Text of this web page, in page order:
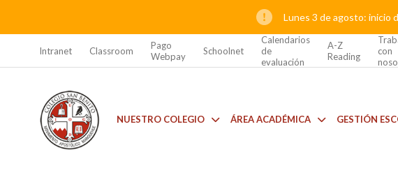
Lunes 3 de agosto: inicio
Intranet Classroom
Pago
Webpay
Schoolnet
Calendarios
de
evaluación
A-Z
Reading
con
NUESTRO COLEGIO ÁREA ACADÉMICA GESTIÓN